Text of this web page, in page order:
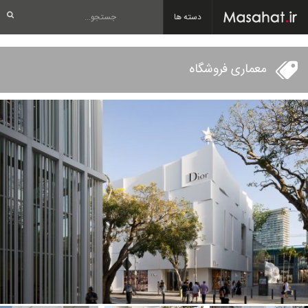
دسته ها
معماری فروشگاه